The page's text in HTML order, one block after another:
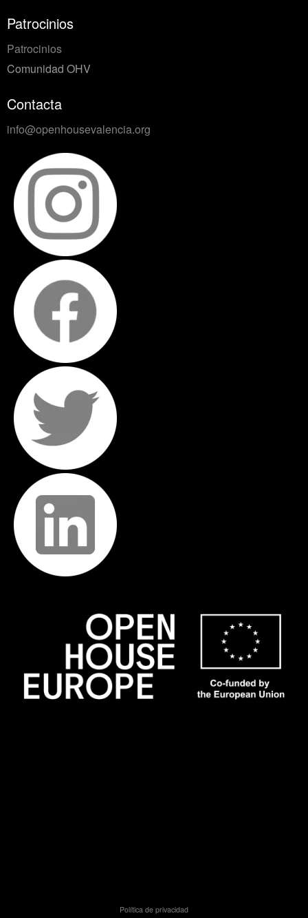
Patrocinios
Patrocinios
Comunidad OHV
Contacta
info@openhousevalencia.org
Política de privacidad